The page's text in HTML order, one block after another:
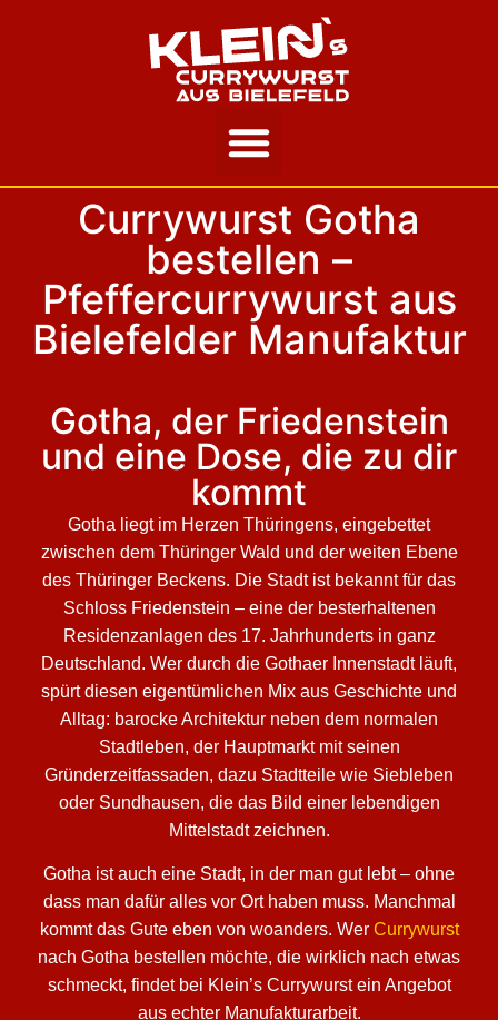
Currywurst Gotha
bestellen –
Pfeffercurrywurst aus
Bielefelder Manufaktur
Gotha, der Friedenstein
und eine Dose, die zu dir
kommt
Gotha liegt im Herzen Thüringens, eingebettet
zwischen dem Thüringer Wald und der weiten Ebene
des Thüringer Beckens. Die Stadt ist bekannt für das
Schloss Friedenstein – eine der besterhaltenen
Residenzanlagen des 17. Jahrhunderts in ganz
Deutschland. Wer durch die Gothaer Innenstadt läuft,
spürt diesen eigentümlichen Mix aus Geschichte und
Alltag: barocke Architektur neben dem normalen
Stadtleben, der Hauptmarkt mit seinen
Gründerzeitfassaden, dazu Stadtteile wie Siebleben
oder Sundhausen, die das Bild einer lebendigen
Mittelstadt zeichnen.
Gotha ist auch eine Stadt, in der man gut lebt – ohne
dass man dafür alles vor Ort haben muss. Manchmal
kommt das Gute eben von woanders. Wer Currywurst
nach Gotha bestellen möchte, die wirklich nach etwas
schmeckt, findet bei Klein’s Currywurst ein Angebot
aus echter Manufakturarbeit.